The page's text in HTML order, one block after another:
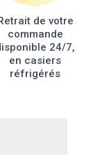
de votre
commande
24/7,
en casiers
réfrigérés